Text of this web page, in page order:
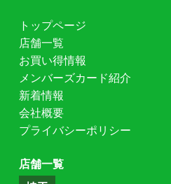
トップページ
店舗一覧
お買い得情報
メンバーズカード紹介
新着情報
会社概要
プライバシーポリシー
店舗一覧